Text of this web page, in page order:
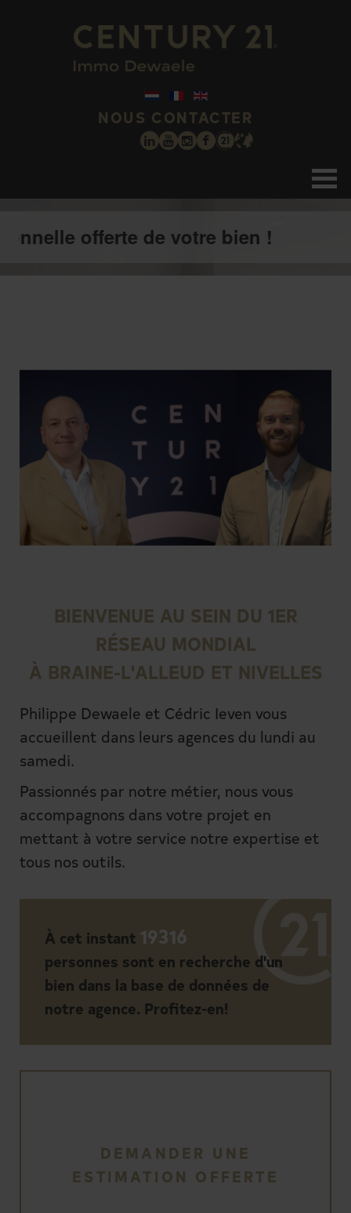
NOUS CONTACTER
de votre bien !
BIENVENUE AU SEIN DU 1ER
RÉSEAU MONDIAL
À BRAINE-L'ALLEUD ET NIVELLES
Philippe Dewaele et Cédric Ieven vous
accueillent dans leurs agences du lundi au
samedi.
Passionnés par notre métier, nous vous
accompagnons dans votre projet en
mettant à votre service notre expertise et
tous nos outils.
À cet instant 19316
personnes sont en recherche d'un
bien dans la base de données de
notre agence. Profitez-en!
DEMANDER UNE
ESTIMATION OFFERTE